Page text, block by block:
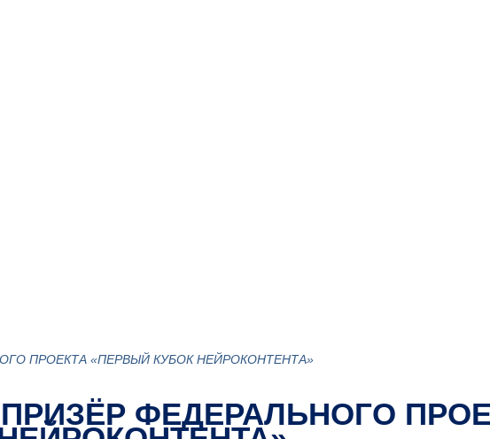
ПРОЕКТА «ПЕРВЫЙ КУБОК НЕЙРОКОНТЕНТА»
ФЕДЕРАЛЬНОГО